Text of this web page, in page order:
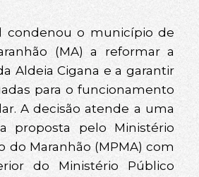
condenou o município de
(MA) a reformar a
Aldeia Cigana e a garantir
para o funcionamento
A decisão atende a uma
proposta pelo Ministério
do Maranhão (MPMA) com
do Ministério Público